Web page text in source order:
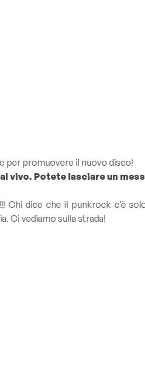
per promuovere il nuovo disco!
vivo. Potete lasciare un
dice che il punkrock c’è
Ci vediamo sulla strada!